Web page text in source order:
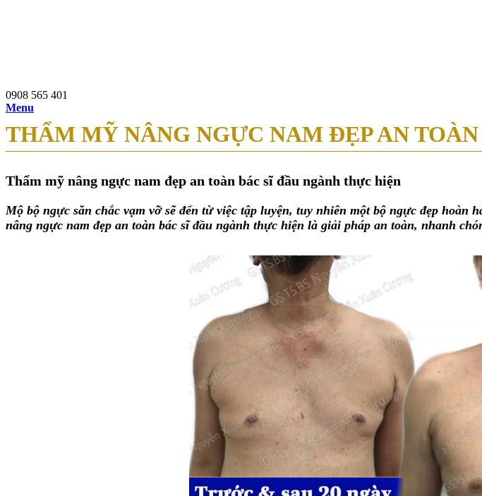
0908 565 401
Menu
THẨM MỸ NÂNG NGỰC NAM ĐẸP AN
Thẩm mỹ nâng ngực nam đẹp an toàn bác sĩ đầu ngành thực hiện
Mộ bộ ngực săn chắc vạm vỡ sẽ đến từ việc tập luyện, tuy nhiên một bộ ngực đẹp
nâng ngực nam đẹp an toàn bác sĩ đầu ngành thực hiện là giải pháp an toàn, nhanh